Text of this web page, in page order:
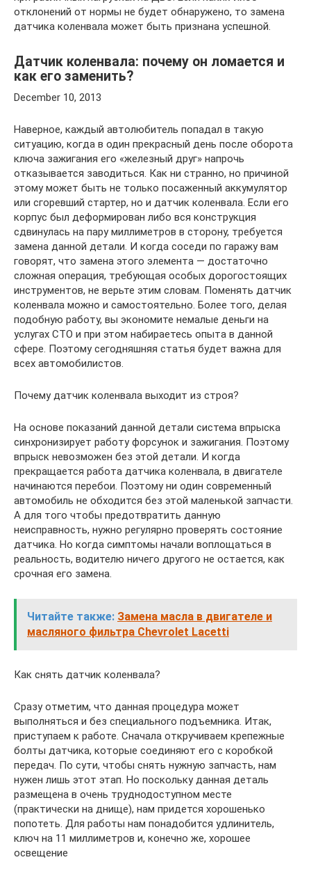
отклонений от нормы не будет обнаружено, то замена
датчика коленвала может быть признана успешной.
Датчик коленвала: почему он ломается и
как его заменить?
December 10, 2013
Наверное, каждый автолюбитель попадал в такую
ситуацию, когда в один прекрасный день после оборота
ключа зажигания его «железный друг» напрочь
отказывается заводиться. Как ни странно, но причиной
этому может быть не только посаженный аккумулятор
или сгоревший стартер, но и датчик коленвала. Если его
корпус был деформирован либо вся конструкция
сдвинулась на пару миллиметров в сторону, требуется
замена данной детали. И когда соседи по гаражу вам
говорят, что замена этого элемента — достаточно
сложная операция, требующая особых дорогостоящих
инструментов, не верьте этим словам. Поменять датчик
коленвала можно и самостоятельно. Более того, делая
подобную работу, вы экономите немалые деньги на
услугах СТО и при этом набираетесь опыта в данной
сфере. Поэтому сегодняшняя статья будет важна для
всех автомобилистов.
Почему датчик коленвала выходит из строя?
На основе показаний данной детали система впрыска
синхронизирует работу форсунок и зажигания. Поэтому
впрыск невозможен без этой детали. И когда
прекращается работа датчика коленвала, в двигателе
начинаются перебои. Поэтому ни один современный
автомобиль не обходится без этой маленькой запчасти.
А для того чтобы предотвратить данную
неисправность, нужно регулярно проверять состояние
датчика. Но когда симптомы начали воплощаться в
реальность, водителю ничего другого не остается, как
срочная его замена.
Читайте также: Замена масла в двигателе и
масляного фильтра Chevrolet Lacetti
Как снять датчик коленвала?
Сразу отметим, что данная процедура может
выполняться и без специального подъемника. Итак,
приступаем к работе. Сначала откручиваем крепежные
болты датчика, которые соединяют его с коробкой
передач. По сути, чтобы снять нужную запчасть, нам
нужен лишь этот этап. Но поскольку данная деталь
размещена в очень труднодоступном месте
(практически на днище), нам придется хорошенько
попотеть. Для работы нам понадобится удлинитель,
ключ на 11 миллиметров и, конечно же, хорошее
освещение